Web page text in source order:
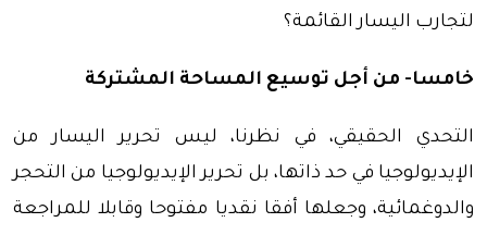
لتجارب اليسار القائمة؟
خامسا- من أجل توسيع المساحة المشتركة
التحدي الحقيقي، في نظرنا، ليس تحرير اليسار من
الإيديولوجيا في حد ذاتها، بل تحرير الإيديولوجيا من التحجر
والدوغمائية، وجعلها أفقا نقديا مفتوحا وقابلا للمراجعة